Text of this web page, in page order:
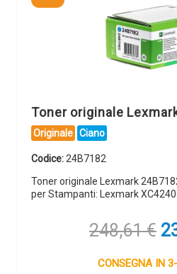
Toner originale
Originale Ciano
Codice: 24B7182
Toner originale Lexmark
per Stampanti: Lexmark XC4240
248,61€ Il
CONSEGNA IN